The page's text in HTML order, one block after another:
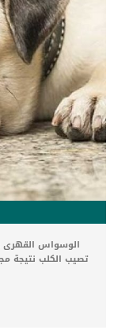
الوسواس القهرى
تصيب الكلب نتيجة
متكرر وغير متغير
وظيفة واضحة. او ان